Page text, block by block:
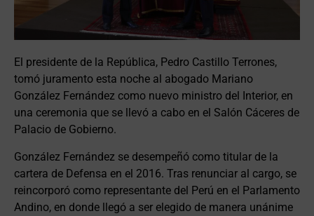
El presidente de la República, Pedro Castillo Terrones,
tomó juramento esta noche al abogado Mariano
González Fernández como nuevo ministro del Interior, en
una ceremonia que se llevó a cabo en el Salón Cáceres de
Palacio de Gobierno.
González Fernández se desempeñó como titular de la
cartera de Defensa en el 2016. Tras renunciar al cargo, se
reincorporó como representante del Perú en el Parlamento
Andino, en donde llegó a ser elegido de manera unánime